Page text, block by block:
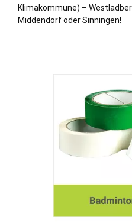
Klimakommune) –
Middendorf oder Sinningen!